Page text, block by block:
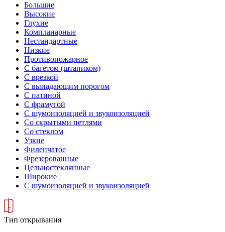
Большие
Высокие
Глухие
Компланарные
Нестандартные
Низкие
Противопожарное
С багетом (штапиком)
С врезкой
С выпадающим порогом
С патиной
С фрамугой
С шумоизоляцией и звукоизоляцией
Со скрытыми петлями
Со стеклом
Узкие
Филенчатое
Фрезерованные
Цельностеклянные
Широкие
С шумоизоляцией и звукоизоляцией
Тип открывания